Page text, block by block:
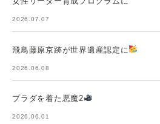
2026.07.07
飛鳥藤原京跡が世界遺産認定に
2026.06.08
プラダを着た悪魔2
2026.06.01